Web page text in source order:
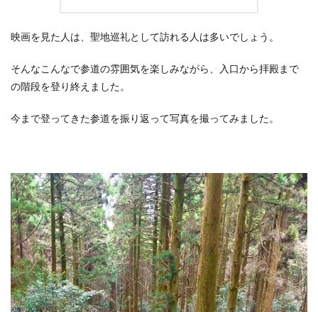
映画を見た人は、聖地巡礼として訪れる人は多いでしょう。
そんなこんなで参道の雰囲気を楽しみながら、入口から拝殿まで
の階段を登り終えました。
今まで登ってきた参道を振り返って写真を撮ってみました。